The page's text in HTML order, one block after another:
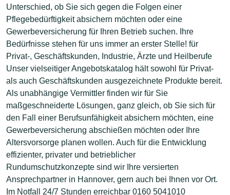
Unterschied, ob Sie sich gegen die Folgen einer
Pflegebedürftigkeit absichern möchten oder eine
Gewerbeversicherung für Ihren Betrieb suchen. Ihre
Bedürfnisse stehen für uns immer an erster Stelle! für
Privat-, Geschäftskunden, Industrie, Ärzte und Heilberufe
Unser vielseitiger Angebotskatalog hält sowohl für Privat-
als auch Geschäftskunden ausgezeichnete Produkte bereit.
Als unabhängige Vermittler finden wir für Sie
maßgeschneiderte Lösungen, ganz gleich, ob Sie sich für
den Fall einer Berufsunfähigkeit absichern möchten, eine
Gewerbeversicherung abschießen möchten oder Ihre
Altersvorsorge planen wollen. Auch für die Entwicklung
effizienter, privater und betrieblicher
Rundumschutzkonzepte sind wir Ihre versierten
Ansprechpartner in Hannover, gern auch bei Ihnen vor Ort.
Im Notfall 24/7 Stunden erreichbar 0160 5041010